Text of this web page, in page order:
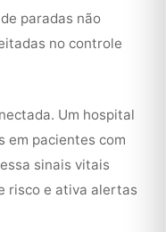
paradas não
no controle
Um hospital
em pacientes com
sinais vitais
risco e ativa alertas